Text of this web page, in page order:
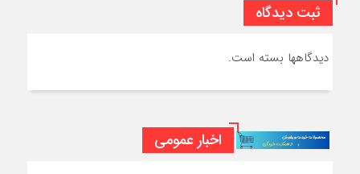
ثبت دیدگاه
دیدگاهها بسته است.
اخبار عمومی